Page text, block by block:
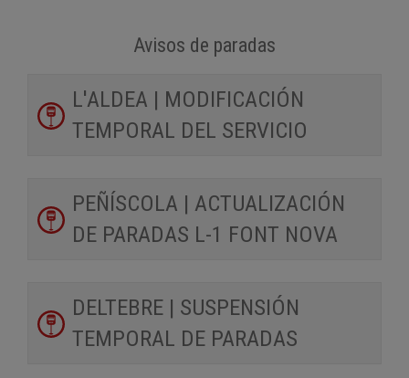
Avisos de paradas
L'ALDEA | MODIFICACIÓN
TEMPORAL DEL SERVICIO
PEÑÍSCOLA | ACTUALIZACIÓN
DE PARADAS L-1 FONT NOVA
DELTEBRE | SUSPENSIÓN
TEMPORAL DE PARADAS